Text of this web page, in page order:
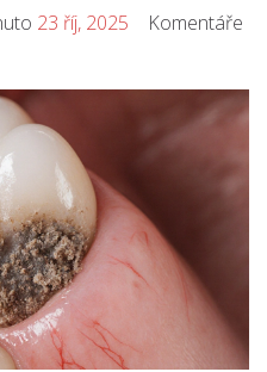
23 říj, 2025 Komentáře